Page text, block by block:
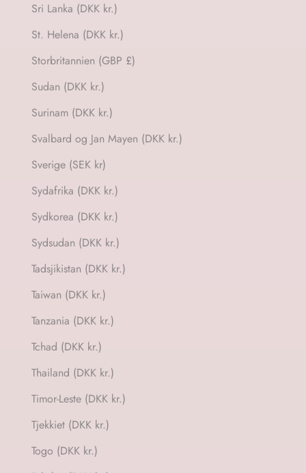
Sri Lanka (DKK kr.)
St. Helena (DKK kr.)
Storbritannien (GBP £)
Sudan (DKK kr.)
Surinam (DKK kr.)
Svalbard og Jan Mayen (DKK kr.)
Sverige (SEK kr)
Sydafrika (DKK kr.)
Sydkorea (DKK kr.)
Sydsudan (DKK kr.)
Tadsjikistan (DKK kr.)
Taiwan (DKK kr.)
Tanzania (DKK kr.)
Tchad (DKK kr.)
Thailand (DKK kr.)
Timor-Leste (DKK kr.)
Tjekkiet (DKK kr.)
Togo (DKK kr.)